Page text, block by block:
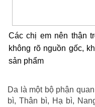
Các chị em nên thận
không rõ nguồn gốc,
sản phẩm
Da là một bộ phận
bì, Thân bì, Hạ bì,